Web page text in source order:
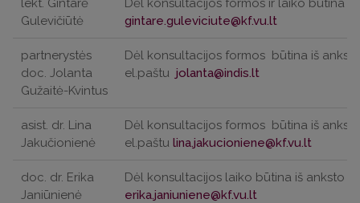
lekt. Gintarė
Gulevičiūtė
Dėl konsultacijos formos ir laiko būtina
partnerystės
doc. Jolanta
Gužaitė-Kvintus
Dėl konsultacijos formos būtina iš
el.paštu
asist. dr. Lina
Jakučionienė
Dėl konsultacijos formos būtina iš
el.paštu
doc. dr. Erika
Janiūnienė
Dėl konsultacijos laiko būtina iš anksto